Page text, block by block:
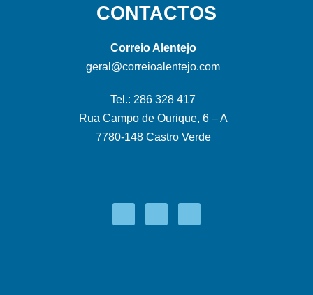
CONTACTOS
Correio Alentejo
geral@correioalentejo.com
Tel.: 286 328 417
Rua Campo de Ourique, 6 – A
7780-148 Castro Verde